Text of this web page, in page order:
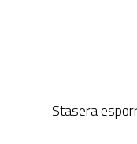
Stasera